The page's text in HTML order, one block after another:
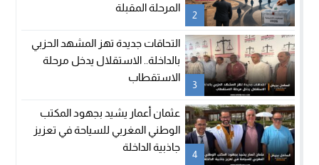
2
المرحلة المقبلة
3
التحاقات جديدة تهز المشهد الحزبي
بالداخلة.. الاستقلال يدخل مرحلة
الاستقطاب
4
عثمان أعمار يشيد بجهود المكتب
الوطني المغربي للسياحة في تعزيز
جاذبية الداخلة